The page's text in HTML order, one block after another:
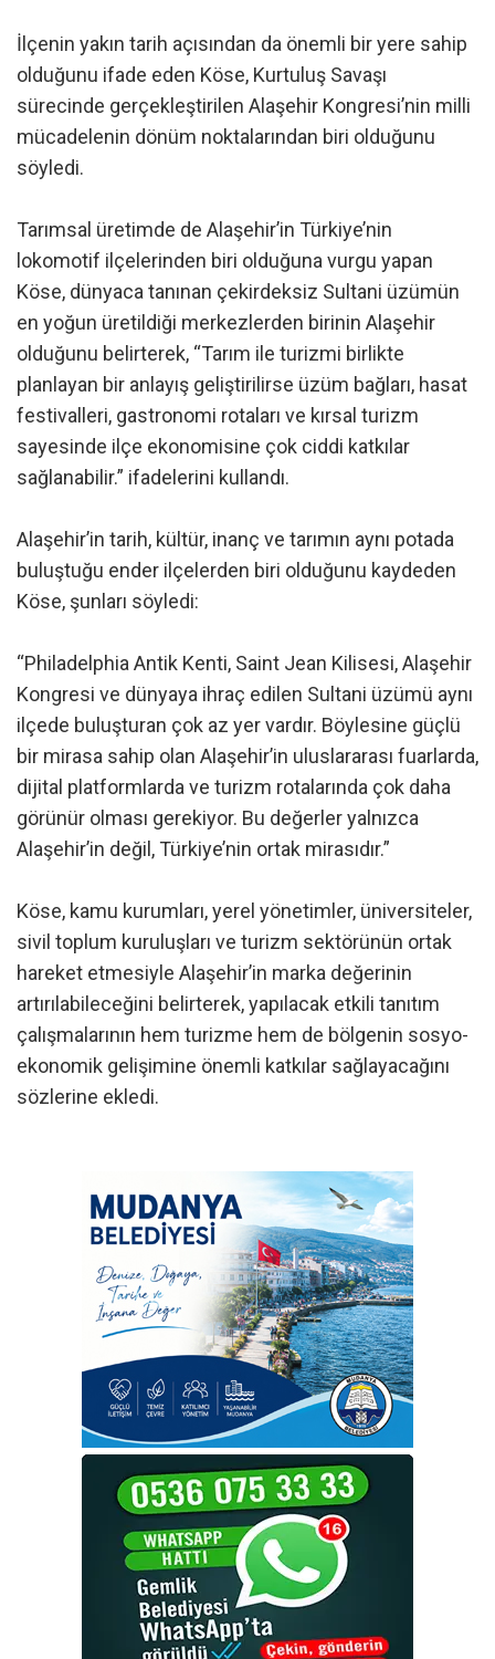
İlçenin yakın tarih açısından da önemli bir yere sahip
olduğunu ifade eden Köse, Kurtuluş Savaşı
sürecinde gerçekleştirilen Alaşehir Kongresi’nin milli
mücadelenin dönüm noktalarından biri olduğunu
söyledi.
Tarımsal üretimde de Alaşehir’in Türkiye’nin
lokomotif ilçelerinden biri olduğuna vurgu yapan
Köse, dünyaca tanınan çekirdeksiz Sultani üzümün
en yoğun üretildiği merkezlerden birinin Alaşehir
olduğunu belirterek, “Tarım ile turizmi birlikte
planlayan bir anlayış geliştirilirse üzüm bağları, hasat
festivalleri, gastronomi rotaları ve kırsal turizm
sayesinde ilçe ekonomisine çok ciddi katkılar
sağlanabilir.” ifadelerini kullandı.
Alaşehir’in tarih, kültür, inanç ve tarımın aynı potada
buluştuğu ender ilçelerden biri olduğunu kaydeden
Köse, şunları söyledi:
“Philadelphia Antik Kenti, Saint Jean Kilisesi, Alaşehir
Kongresi ve dünyaya ihraç edilen Sultani üzümü aynı
ilçede buluşturan çok az yer vardır. Böylesine güçlü
bir mirasa sahip olan Alaşehir’in uluslararası fuarlarda,
dijital platformlarda ve turizm rotalarında çok daha
görünür olması gerekiyor. Bu değerler yalnızca
Alaşehir’in değil, Türkiye’nin ortak mirasıdır.”
Köse, kamu kurumları, yerel yönetimler, üniversiteler,
sivil toplum kuruluşları ve turizm sektörünün ortak
hareket etmesiyle Alaşehir’in marka değerinin
artırılabileceğini belirterek, yapılacak etkili tanıtım
çalışmalarının hem turizme hem de bölgenin sosyo-
ekonomik gelişimine önemli katkılar sağlayacağını
sözlerine ekledi.